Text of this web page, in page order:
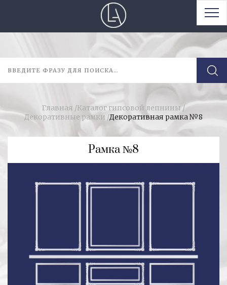
Главная /Каталог гипсовой лепнины/
Декоративные рамки /Декоративная рамка №8
Рамка №8